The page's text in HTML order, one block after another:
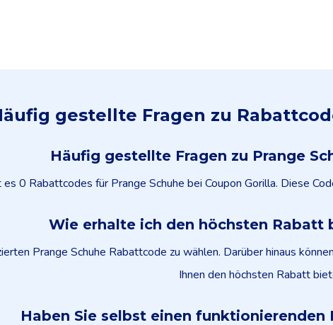
gestellte Fragen zu
Häufig gestellte Fragen zu Prange
0 Rabattcodes für Prange Schuhe bei Coupon Gorilla. Diese
Wie erhalte ich den höchsten Rabatt
Prange Schuhe Rabattcode zu wählen. Darüber hinaus
Ihnen den höchsten Rabatt
Haben Sie selbst einen